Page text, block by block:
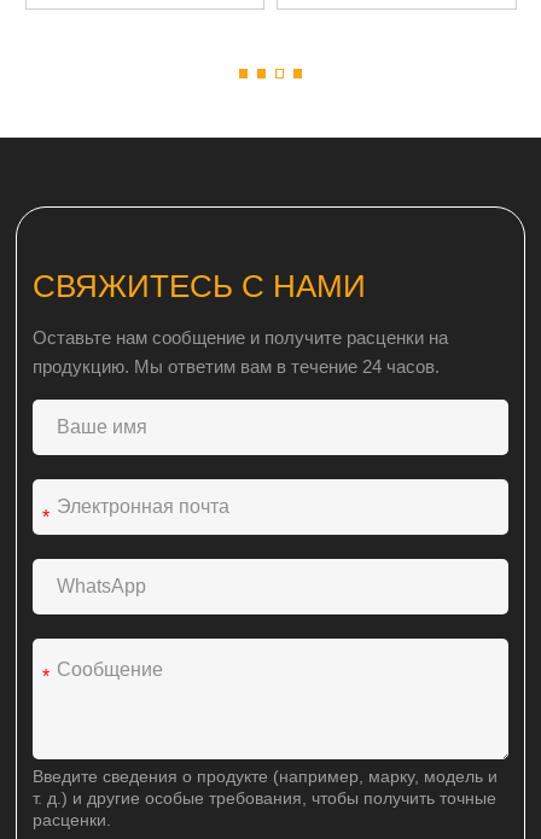
СВЯЖИТЕСЬ С НАМИ
Оставьте нам сообщение и получите расценки на
продукцию. Мы ответим вам в течение 24 часов.
*
*
Введите сведения о продукте (например, марку, модель и
т. д.) и другие особые требования, чтобы получить точные
расценки.